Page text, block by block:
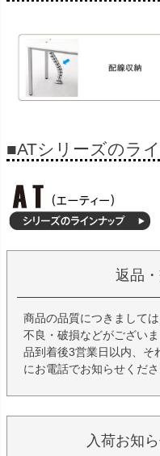
■ATシリーズのラ
返品
商品の品質につきまして
不良・破損などがござい
品到着後3営業日以内、そ
にお電話でお知らせくださ
入荷お知